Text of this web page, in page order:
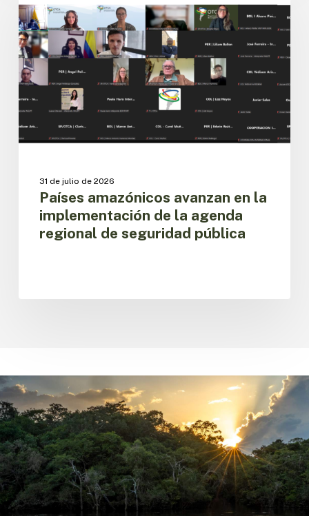
avanzan
en
la
implementación
de
la
agenda
regional
de
seguridad
31 de julio de 2026
Países amazónicos avanzan en la
implementación de la agenda
regional de seguridad pública